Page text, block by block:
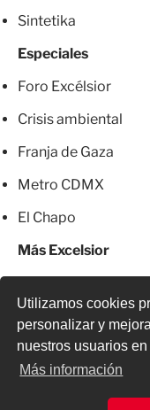
Utilizamos cookies
personalizar y
nuestros usuarios
Más información
Sintetika
Especiales
Foro Excélsior
Crisis ambiental
Franja de Gaza
Metro CDMX
El Chapo
Más Excelsior
© 2026 Todos los
o parcial,